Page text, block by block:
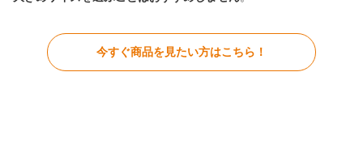
今すぐ商品を見たい方はこちら！